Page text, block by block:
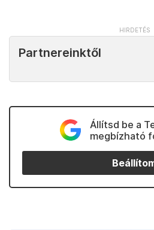
Partnereinktől
Állítsd be a
megbízható